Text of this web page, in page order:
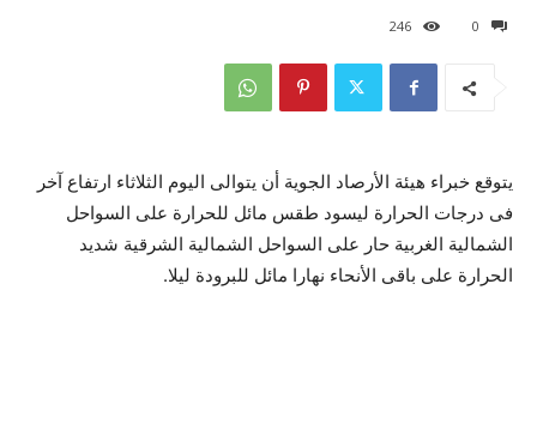
0
246
يتوقع خبراء هيئة الأرصاد الجوية أن يتوالى اليوم الثلاثاء ارتفاع آخر
فى درجات الحرارة ليسود طقس مائل للحرارة على السواحل
الشمالية الغربية حار على السواحل الشمالية الشرقية شديد
الحرارة على باقى الأنحاء نهارا مائل للبرودة ليلا.